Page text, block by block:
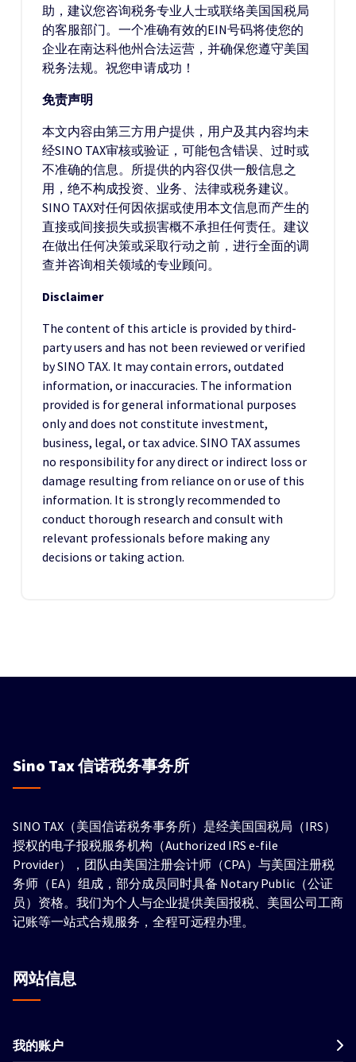
助，建议您咨询税务专业人士或联络美国国税局
的客服部门。一个准确有效的EIN号码将使您的
企业在南达科他州合法运营，并确保您遵守美国
税务法规。祝您申请成功！
免责声明
本文内容由第三方用户提供，用户及其内容均未
经SINO TAX审核或验证，可能包含错误、过时或
不准确的信息。所提供的内容仅供一般信息之
用，绝不构成投资、业务、法律或税务建议。
SINO TAX对任何因依据或使用本文信息而产生的
直接或间接损失或损害概不承担任何责任。建议
在做出任何决策或采取行动之前，进行全面的调
查并咨询相关领域的专业顾问。
Disclaimer
The content of this article is provided by third-
party users and has not been reviewed or verified
by SINO TAX. It may contain errors, outdated
information, or inaccuracies. The information
provided is for general informational purposes
only and does not constitute investment,
business, legal, or tax advice. SINO TAX assumes
no responsibility for any direct or indirect loss or
damage resulting from reliance on or use of this
information. It is strongly recommended to
conduct thorough research and consult with
relevant professionals before making any
decisions or taking action.
Sino Tax信诺税务事务所
SINO TAX（美国信诺税务事务所）是经美国国税局（IRS）
授权的电子报税服务机构（Authorized IRS e-file
Provider），团队由美国注册会计师（CPA）与美国注册税
务师（EA）组成，部分成员同时具备 Notary Public（公证
员）资格。我们为个人与企业提供美国报税、美国公司工商
记账等一站式合规服务，全程可远程办理。
网站信息
我的账户